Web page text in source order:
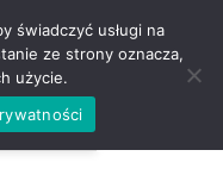
938
świadczyć usługi na
ze strony oznacza,
użycie.